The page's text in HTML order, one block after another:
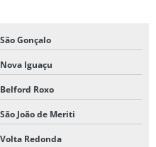
São Gonçalo
Nova Iguaçu
Belford Roxo
São João de Meriti
Volta Redonda